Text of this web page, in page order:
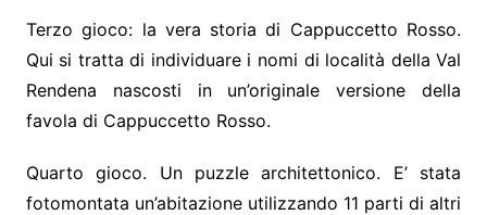
Terzo gioco: la vera storia di Cappuccetto Rosso.
Qui si tratta di individuare i nomi di località della Val
Rendena nascosti in un’originale versione della
favola di Cappuccetto Rosso.
Quarto gioco. Un puzzle architettonico. E’ stata
fotomontata un’abitazione utilizzando 11 parti di altri